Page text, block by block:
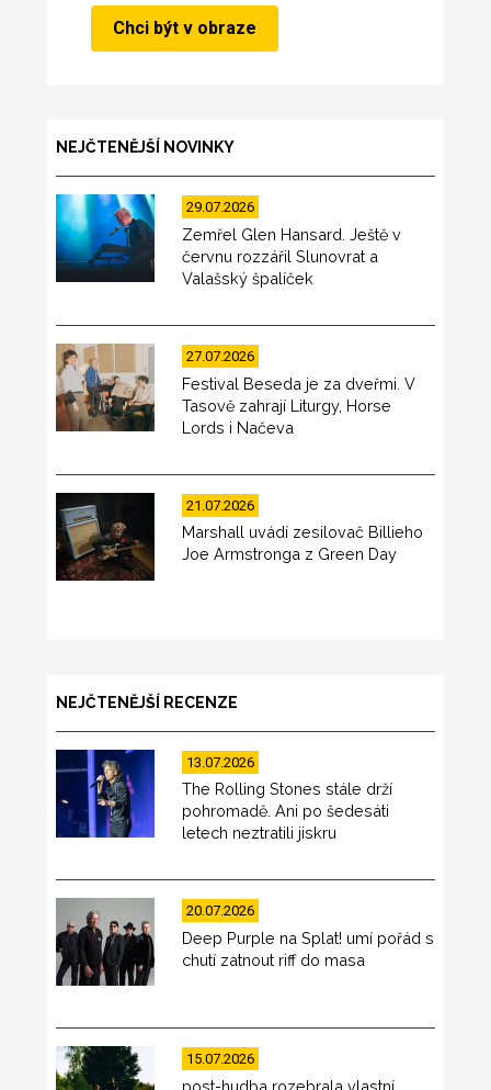
NEJČTENĚJŠÍ NOVINKY
29.07.2026
Zemřel Glen Hansard. Ještě v
červnu rozzářil Slunovrat a
Valašský špalíček
27.07.2026
Festival Beseda je za dveřmi. V
Tasově zahrají Liturgy, Horse
Lords i Načeva
21.07.2026
Marshall uvádí zesilovač Billieho
Joe Armstronga z Green Day
NEJČTENĚJŠÍ RECENZE
13.07.2026
The Rolling Stones stále drží
pohromadě. Ani po šedesáti
letech neztratili jiskru
20.07.2026
Deep Purple na Splat! umí pořád s
chutí zatnout riff do masa
15.07.2026